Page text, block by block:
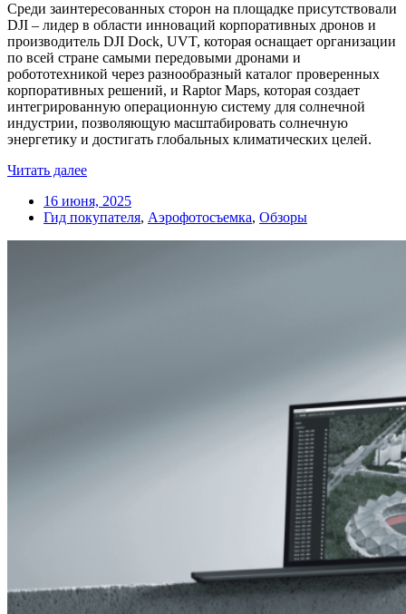
Среди заинтересованных сторон на площадке присутствовали
DJI – лидер в области инноваций корпоративных дронов и
производитель DJI Dock, UVT, которая оснащает организации
по всей стране самыми передовыми дронами и
робототехникой через разнообразный каталог проверенных
корпоративных решений, и Raptor Maps, которая создает
интегрированную операционную систему для солнечной
индустрии, позволяющую масштабировать солнечную
энергетику и достигать глобальных климатических целей.
Читать далее
16 июня, 2025
Гид покупателя, Аэрофотосъемка, Обзоры